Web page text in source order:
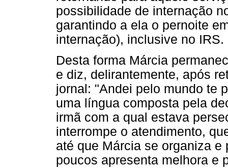
possibilidade de internação
garantindo a ela o pernoite
internação), inclusive no IRS.
Desta forma Márcia
e diz, delirantemente, após
jornal: "Andei pelo mundo te
uma língua composta pela
irmã com a qual estava
interrompe o atendimento,
até que Márcia se organiza e
poucos apresenta melhora e